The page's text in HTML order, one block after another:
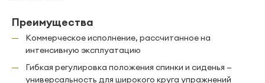
Преимущества
Коммерческое исполнение, рассчитанное на
интенсивную эксплуатацию
Гибкая регулировка положения спинки и сиденья —
универсальность для широкого круга упражнений